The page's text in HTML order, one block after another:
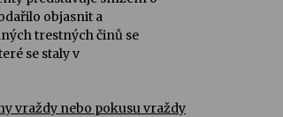
objasnit a
trestných činů se
se staly v
vraždy nebo pokusu vraždy